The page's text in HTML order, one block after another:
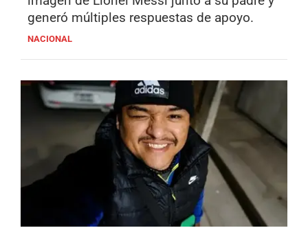
generó múltiples respuestas de apoyo.
NACIONAL